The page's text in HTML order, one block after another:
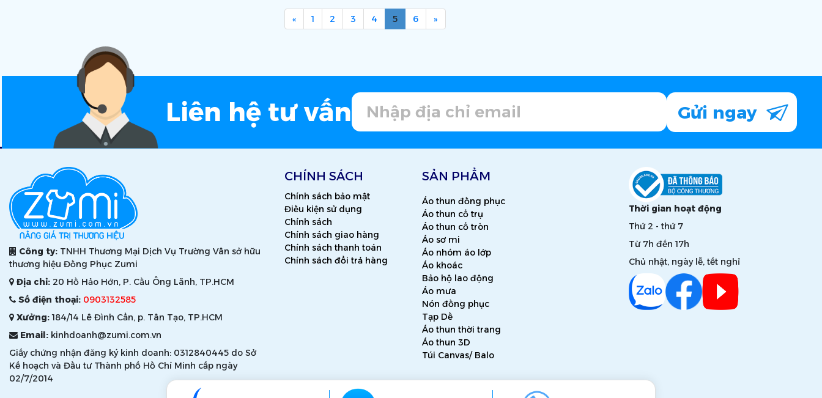
« 1 2 3 4 5 6 »
Liên hệ tư vấn Gửi ngay
Công ty: TNHH Thương Mại Dịch Vụ Trường Vân sở hữu
thương hiệu Đồng Phục Zumi
Địa chỉ: 20 Hồ Hảo Hớn, P. Cầu Ông Lãnh, TP.HCM
Số điện thoại: 0903132585
Xưởng:184/14 Lê Đình Cẩn, p. Tân Tạo, TP.HCM
Email: kinhdoanh@zumi.com.vn
Giấy chứng nhận đăng ký kinh doanh: 0312840445 do Sở
Kế hoạch và Đầu tư Thành phố Hồ Chí Minh cấp ngày
02/7/2014
CHÍNH SÁCH
Chính sách bảo mật
Điều kiện sử dụng
Chính sách
Chính sách giao hàng
Chính sách thanh toán
Chính sách đổi trả hàng
SẢN PHẨM
Áo thun đồng phục
Áo thun cổ trụ
Áo thun cổ tròn
Áo sơ mi
Áo nhóm áo lớp
Áo khoác
Bảo hộ lao động
Áo mưa
Nón đồng phục
Tạp Dề
Áo thun thời trang
Áo thun 3D
Túi Canvas/ Balo
Thời gian hoạt động
Thứ 2 - thứ 7
Từ 7h đến 17h
Chủ nhật, ngày lễ, tết nghỉ